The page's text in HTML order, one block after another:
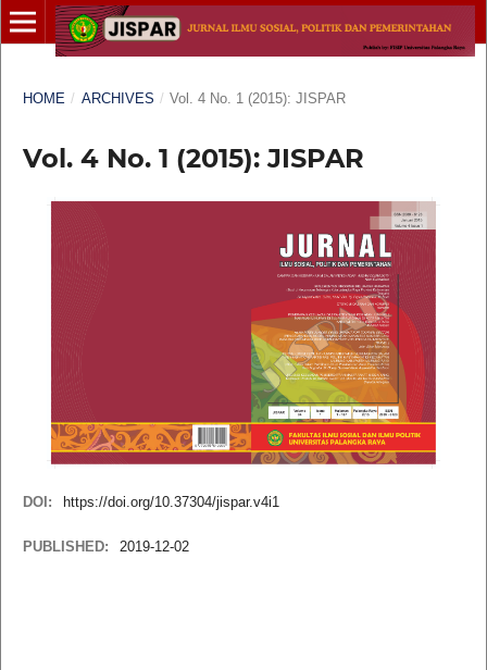
HOME / ARCHIVES / Vol. 4 No. 1 (2015): JISPAR
Vol. 4 No. 1 (2015): JISPAR
DOI: https://doi.org/10.37304/jispar.v4i1
PUBLISHED: 2019-12-02